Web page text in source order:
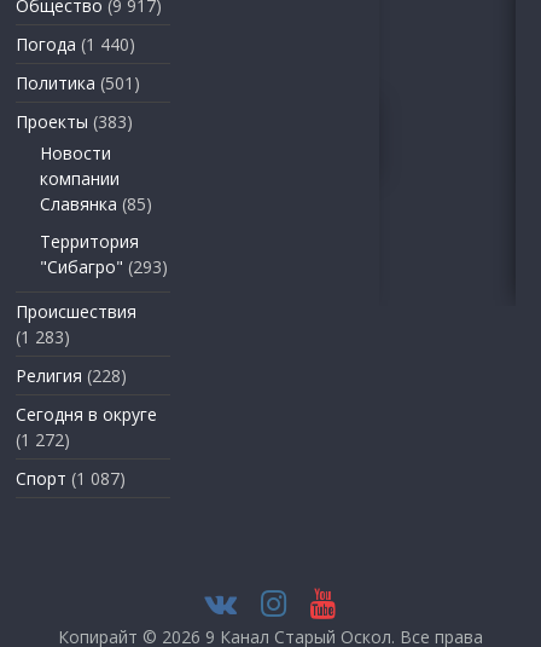
Общество (9 917)
Погода (1 440)
Политика (501)
Проекты (383)
Новости
компании
Славянка (85)
Территория
"Сибагро" (293)
Происшествия
(1 283)
Религия (228)
Сегодня в округе
(1 272)
Спорт (1 087)
Копирайт © 2026 9 Канал Старый Оскол. Все права